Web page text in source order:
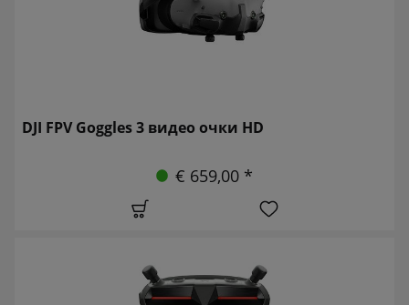
DJI FPV Goggles 3 видео очки HD
€ 659,00 *